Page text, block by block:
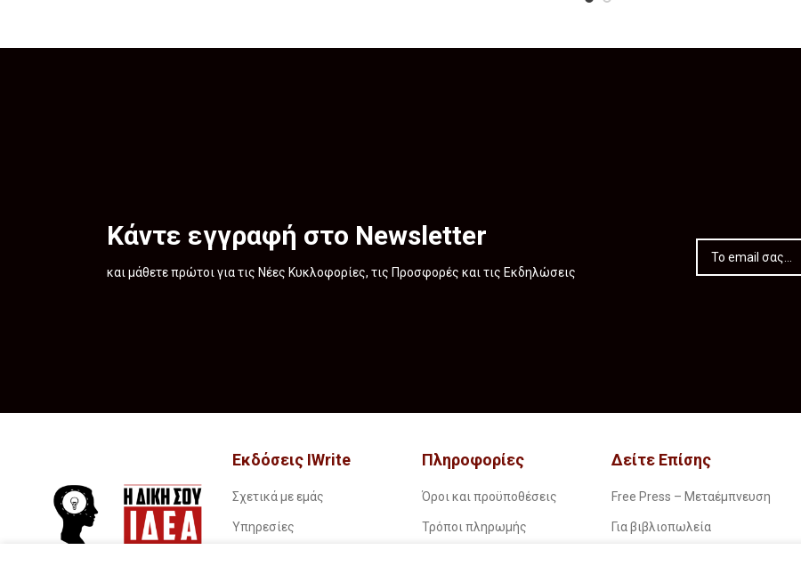
Κάντε εγγραφή στο Newsletter
και μάθετε πρώτοι για τις Νέες Κυκλοφορίες, τις Προσφορές και τις Εκδηλώσεις
Εκδόσεις IWrite
Σχετικά με εμάς
Υπηρεσίες
Πληροφορίες
Όροι και προϋποθέσεις
Τρόποι πληρωμής
Δείτε Επίσης
Free Press – Μεταέμπνευση
Για βιβλιοπωλεία